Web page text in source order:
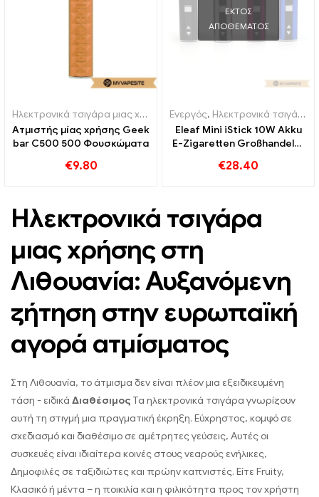
Ηλεκτρονικά τσιγάρα μιας χρήσης ,Ηλεκτρονικά τσιγάρα μιας
Ατμιστής μίας χρήσης Geek
bar C500 500 Φουσκώματα
€9.80
ΕΚΤΌΣ
ΑΠΟΘΈΜΑΤΟΣ
Ενεργός, Ηλεκτρονικά τσιγάρα μιας χρήσης Λιθουανία
Eleaf Mini iStick 10W Akku
E-Zigaretten Großhandel丨
€28.40
Ηλεκτρονικά τσιγάρα
μιας χρήσης στη
Λιθουανία: Αυξανόμενη
ζήτηση στην ευρωπαϊκή
αγορά ατμίσματος
Στη Λιθουανία, το άτμισμα δεν είναι πλέον μια εξειδικευμένη
τάση - ειδικά Διαθέσιμος Τα ηλεκτρονικά τσιγάρα γνωρίζουν
αυτή τη στιγμή μια πραγματική έκρηξη. Εύχρηστος, κομψό σε
σχεδιασμό και διαθέσιμο σε αμέτρητες γεύσεις, Αυτές οι
συσκευές είναι ιδιαίτερα κοινές στους νεαρούς ενήλικες,
Δημοφιλές σε ταξιδιώτες και πρώην καπνιστές. Είτε Fruity,
Κλασικό ή μέντα – η ποικιλία και η φιλικότητα προς τον χρήστη